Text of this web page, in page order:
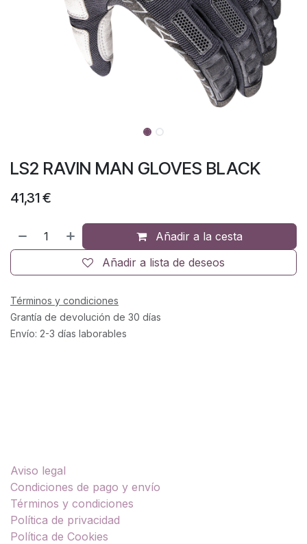
LS2 RAVIN MAN GLOVES BLACK
41,31€
Añadir a la cesta
Añadir a lista de deseos
Términos y condiciones
Grantía de devolución de 30 días
Envío: 2-3 días laborables
Aviso legal
Condiciones de pago y envío
Términos y condiciones
Política de privacidad
Política de Cookies